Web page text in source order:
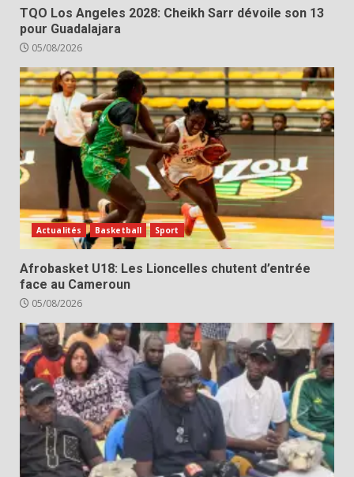
TQO Los Angeles 2028: Cheikh Sarr dévoile son 13
pour Guadalajara
05/08/2026
Actualités Basketball Sport
Afrobasket U18: Les Lioncelles chutent d’entrée
face au Cameroun
05/08/2026